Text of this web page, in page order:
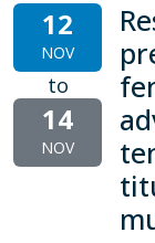
12
NOV
to
14
NOV